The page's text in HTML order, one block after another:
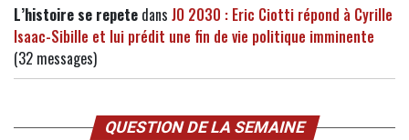
L’histoire se repete dans JO 2030 : Eric Ciotti répond à Cyrille
Isaac-Sibille et lui prédit une fin de vie politique imminente
(32 messages)
QUESTION DE LA SEMAINE